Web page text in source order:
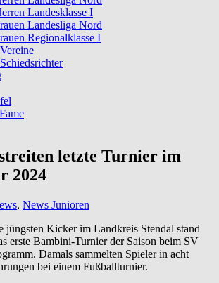
Landesklasse I
Landesliga Nord
Regionalklasse I
letzte Turnier im
2024
, News Junioren
jüngsten Kicker im Landkreis Stendal stand
erste Bambini-Turnier der Saison beim SV
Damals sammelten Spieler in acht
bei einem Fußballturnier.